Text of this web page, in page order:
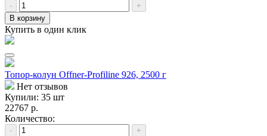
-
+
В корзину
Купить в один клик
Топор-колун Offner-Profiline 926, 2500 г
Нет отзывов
Купили: 35 шт
22767 р.
Количество:
-
+